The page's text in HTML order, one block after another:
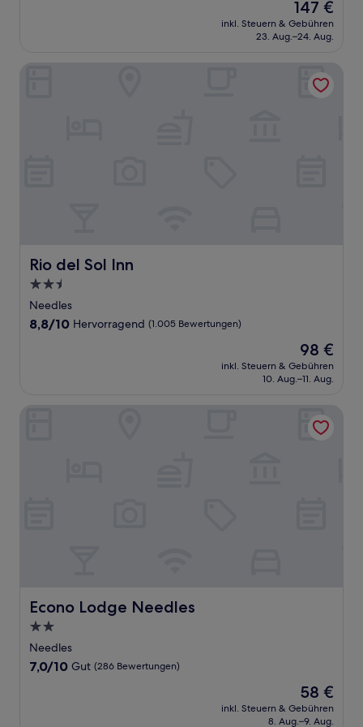
Der
Preis
beträgt
147 €
inkl. Steuern & Gebühren
23. Aug.–24. Aug.
Rio del Sol Inn
Rio del Sol Inn
2.5-
Sterne-
Unterkunft
Needles
8.8
8,8/10 Hervorragend (1.005 Bewertungen)
Der
Preis
beträgt
98 €
inkl. Steuern & Gebühren
10. Aug.–11. Aug.
Econo Lodge Needles
Econo Lodge Needles
2.0-
Sterne-
Unterkunft
Needles
7.0
7,0/10 Gut (286 Bewertungen)
Der
Preis
beträgt
58 €
inkl. Steuern & Gebühren
8. Aug.–9. Aug.